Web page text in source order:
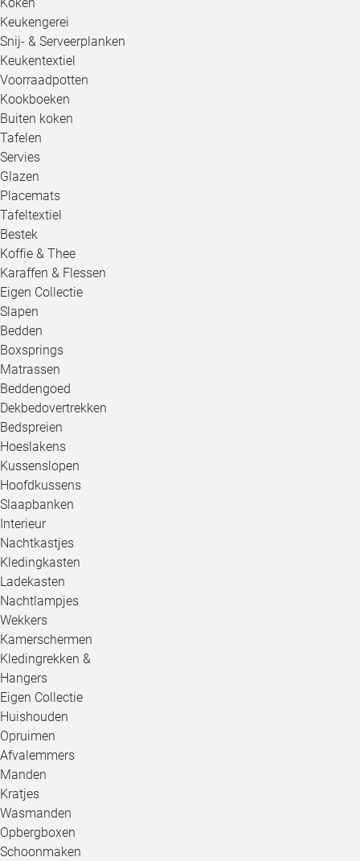
Keukengerei
Snij- & Serveerplanken
Keukentextiel
Voorraadpotten
Kookboeken
Buiten koken
Tafelen
Servies
Glazen
Placemats
Tafeltextiel
Bestek
Koffie & Thee
Karaffen & Flessen
Eigen Collectie
Slapen
Bedden
Boxsprings
Matrassen
Beddengoed
Dekbedovertrekken
Bedspreien
Hoeslakens
Kussenslopen
Hoofdkussens
Slaapbanken
Interieur
Nachtkastjes
Kledingkasten
Ladekasten
Nachtlampjes
Wekkers
Kamerschermen
Kledingrekken &
Hangers
Eigen Collectie
Huishouden
Opruimen
Afvalemmers
Manden
Kratjes
Wasmanden
Opbergboxen
Schoonmaken